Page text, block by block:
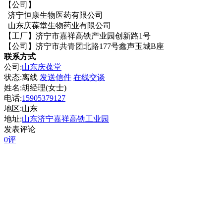
【公司】
济宁恒康生物医药有限公司
山东庆葆堂生物药业有限公司
【工厂】济宁市嘉祥高铁产业园创新路1号
【公司】济宁市共青团北路177号鑫声玉城B座
联系方式
公司:山东庆葆堂
状态:离线 发送信件 在线交谈
姓名:胡经理(女士)
电话:15905379127
地区:山东
地址:山东济宁嘉祥高铁工业园
发表评论
0评